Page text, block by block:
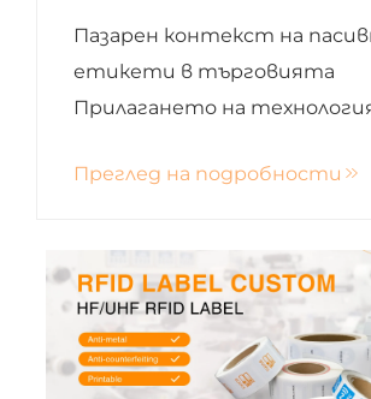
Пазарен контекст на
етикети в търговията
Прилагането на
търговията започва още
етикети в управлението
веригата на доставки.
началото на...
Преглед на подробности